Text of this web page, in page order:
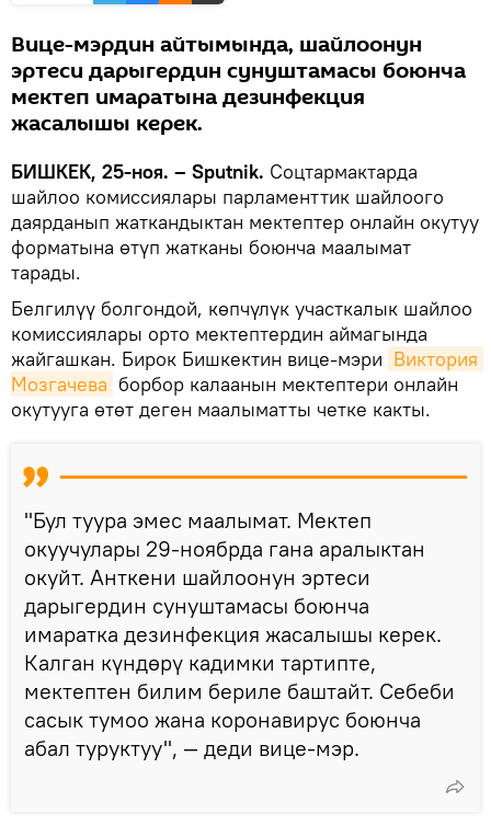
Вице-мэрдин айтымында, шайлоонун
эртеси дарыгердин сунуштамасы боюнча
мектеп имаратына дезинфекция
жасалышы керек.
БИШКЕК, 25-ноя. – Sputnik. Соцтармактарда
шайлоо комиссиялары парламенттик шайлоого
даярданып жаткандыктан мектептер онлайн окутуу
форматына өтүп жатканы боюнча маалымат
тарады.
Белгилүү болгондой, көпчүлүк участкалык шайлоо
комиссиялары орто мектептердин аймагында
жайгашкан. Бирок Бишкектин вице-мэри Виктория
Мозгачева борбор калаанын мектептери онлайн
окутууга өтөт деген маалыматты четке какты.
"Бул туура эмес маалымат. Мектеп
окуучулары 29-ноябрда гана аралыктан
окуйт. Анткени шайлоонун эртеси
дарыгердин сунуштамасы боюнча
имаратка дезинфекция жасалышы керек.
Калган күндөрү кадимки тартипте,
мектептен билим бериле баштайт. Себеби
сасык тумоо жана коронавирус боюнча
абал туруктуу", — деди вице-мэр.